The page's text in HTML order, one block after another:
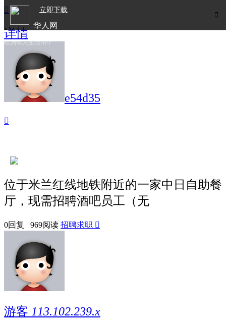

立即下载
华人网
欧洲华人生活APP

详情
e54d35

位于米兰红线地铁附近的一家中日自助餐
厅，现需招聘酒吧员工（无
0回复 969阅读 招聘求职 
游客 113.102.239.x